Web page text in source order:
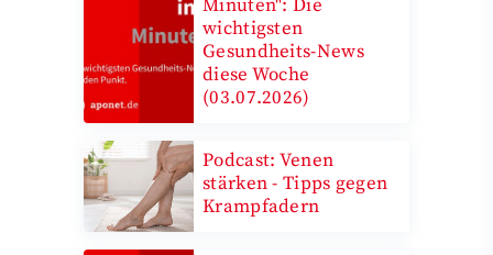
Minuten": Die
wichtigsten
Gesundheits-News
diese Woche
(03.07.2026)
Podcast: Venen
stärken - Tipps gegen
Krampfadern